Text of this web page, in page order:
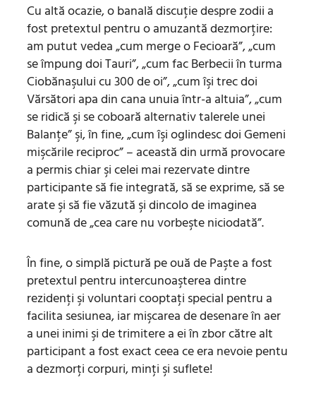
Cu altă ocazie, o banală discuţie despre zodii a
fost pretextul pentru o amuzantă dezmorţire:
am putut vedea „cum merge o Fecioară”, „cum
se împung doi Tauri”, „cum fac Berbecii în turma
Ciobănaşului cu 300 de oi”, „cum îşi trec doi
Vărsători apa din cana unuia într-a altuia”, „cum
se ridică şi se coboară alternativ talerele unei
Balanţe” şi, în fine, „cum îşi oglindesc doi Gemeni
mişcările reciproc” – această din urmă provocare
a permis chiar şi celei mai rezervate dintre
participante să fie integrată, să se exprime, să se
arate şi să fie văzută şi dincolo de imaginea
comună de „cea care nu vorbeşte niciodată”.
În fine, o simplă pictură pe ouă de Paşte a fost
pretextul pentru intercunoaşterea dintre
rezidenţi şi voluntari cooptaţi special pentru a
facilita sesiunea, iar mişcarea de desenare în aer
a unei inimi şi de trimitere a ei în zbor către alt
participant a fost exact ceea ce era nevoie pentu
a dezmorţi corpuri, minţi şi suflete!